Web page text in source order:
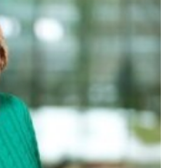
Brasileira
Global